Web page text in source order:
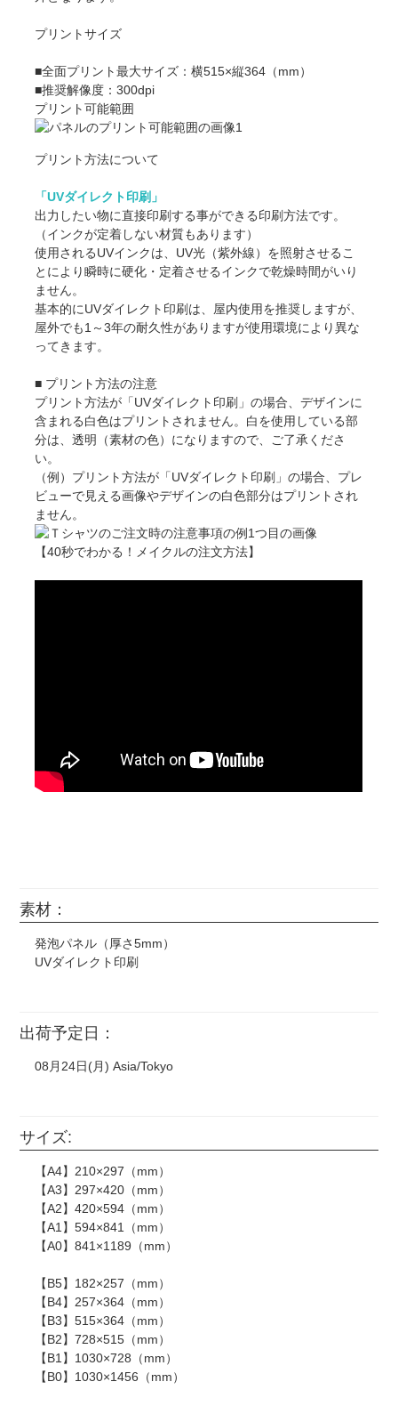
プリントサイズ
■全面プリント最大サイズ：横515×縦364（mm）
■推奨解像度：300dpi
プリント可能範囲
プリント方法について
「UVダイレクト印刷」
出力したい物に直接印刷する事ができる印刷方法です。
（インクが定着しない材質もあります）
使用されるUVインクは、UV光（紫外線）を照射させるこ
とにより瞬時に硬化・定着させるインクで乾燥時間がいり
ません。
基本的にUVダイレクト印刷は、屋内使用を推奨しますが、
屋外でも1～3年の耐久性がありますが使用環境により異な
ってきます。
■ プリント方法の注意
プリント方法が「UVダイレクト印刷」の場合、デザインに
含まれる白色はプリントされません。白を使用している部
分は、透明（素材の色）になりますので、ご了承くださ
い。
（例）プリント方法が「UVダイレクト印刷」の場合、プレ
ビューで見える画像やデザインの白色部分はプリントされ
ません。
【40秒でわかる！メイクルの注文方法】
素材：
発泡パネル（厚さ5mm）
UVダイレクト印刷
出荷予定日：
08月24日(月) Asia/Tokyo
サイズ:
【A4】210×297（mm）
【A3】297×420（mm）
【A2】420×594（mm）
【A1】594×841（mm）
【A0】841×1189（mm）
【B5】182×257（mm）
【B4】257×364（mm）
【B3】515×364（mm）
【B2】728×515（mm）
【B1】1030×728（mm）
【B0】1030×1456（mm）